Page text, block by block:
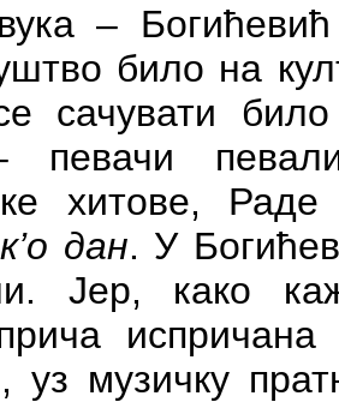
–
било на
сачувати
певачи
хитове,
дан. У
Јер, како
уз музичку